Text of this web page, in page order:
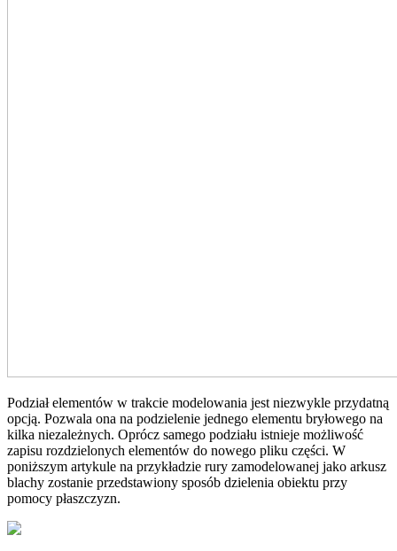
Podział elementów w trakcie modelowania jest niezwykle przydatną
opcją. Pozwala ona na podzielenie jednego elementu bryłowego na
kilka niezależnych. Oprócz samego podziału istnieje możliwość
zapisu rozdzielonych elementów do nowego pliku części. W
poniższym artykule na przykładzie rury zamodelowanej jako arkusz
blachy zostanie przedstawiony sposób dzielenia obiektu przy
pomocy płaszczyzn.